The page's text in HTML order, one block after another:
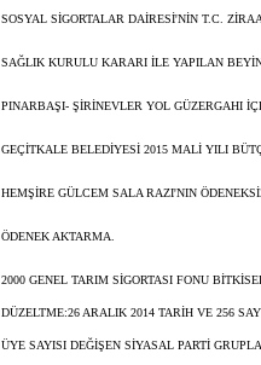
SOSYAL SİGORTALAR DAİRESİ'NİN T.C.
SAĞLIK KURULU KARARI İLE YAPILAN
PINARBAŞI- ŞİRİNEVLER YOL GÜZERGAHI
GEÇİTKALE BELEDİYESİ 2015 MALİ YILI
HEMŞİRE GÜLCEM SALA RAZI'NIN
ÖDENEK AKTARMA.
2000 GENEL TARIM SİGORTASI FONU
DÜZELTME:26 ARALIK 2014 TARİH VE 256
ÜYE SAYISI DEĞİŞEN SİYASAL PARTİ